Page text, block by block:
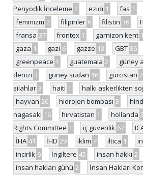
Periyodik İnceleme 2 ezidi 1 fas 1
feminizm 2 filipinler 6 filistin 36
fransa 37 frontex 1 garnizon kent 1
gaza 1 gazi 6 gazze 13 GBT 86
greenpeace 1 guatemala 2 güney
denizi 3 güney sudan 16 gürcistan 2
silahlar 3 haiti 1 halkı askerlikten
hayvan 20 hidrojen bombası 3
nagasaki 16 hırvatistan 1 hollanda 5
Rights Committee 1 iç güvenlik 67
İHA 41 İHD 29 iklim 7 iltica 1
incirlik 6 İngiltere 45 insan hakkı 2
insan hakları günü 2 İnsan Hakları